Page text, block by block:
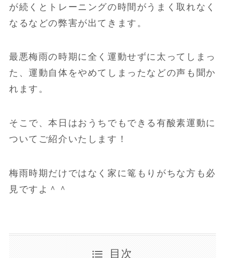
が続くとトレーニングの時間がうまく取れなく
なるなどの弊害が出てきます。
最悪梅雨の時期に全く運動せずに太ってしまっ
た、運動自体をやめてしまったなどの声も聞か
れます。
そこで、本日はおうちでもできる有酸素運動に
ついてご紹介いたします！
梅雨時期だけではなく家に篭もりがちな方も必
見ですよ＾＾
目次